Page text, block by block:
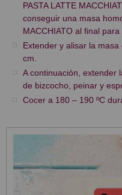
PASTA LATTE
conseguir una masa
MACCHIATO al final
Extender y alisar la
cm.
A continuación, extender
de bizcocho, peinar y
Cocer a 180 – 190 ºC